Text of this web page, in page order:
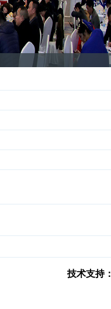
技术支持：